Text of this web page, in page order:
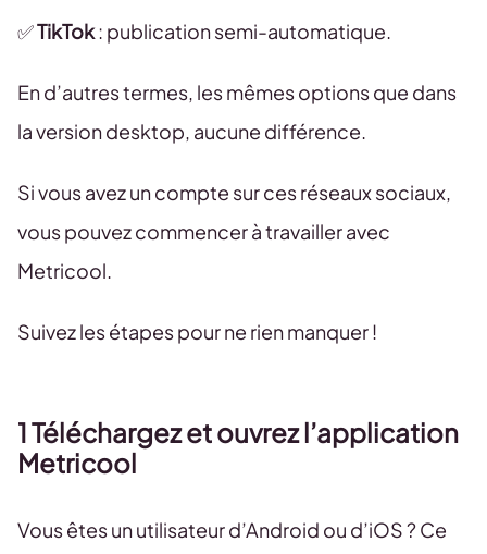
✅TikTok: publication semi-automatique.
En d’autres termes, les mêmes options que dans
la version desktop, aucune différence.
Si vous avez un compte sur ces réseaux sociaux,
vous pouvez commencer à travailler avec
Metricool.
Suivez les étapes pour ne rien manquer !
1 Téléchargez et ouvrez l’application
Metricool
Vous êtes un utilisateur d’Android ou d’iOS ? Ce